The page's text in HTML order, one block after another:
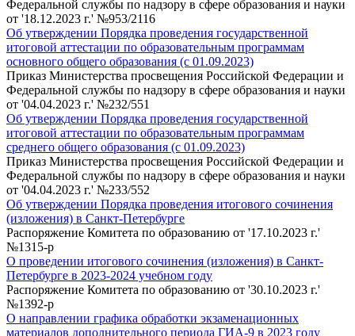
Федеральной службы по надзору в сфере образования и науки
от '18.12.2023 г.' №953/2116
Об утверждении Порядка проведения государственной
итоговой аттестации по образовательным программам
основного общего образования (с 01.09.2023)
Приказ Министерства просвещения Российской Федерации и
Федеральной службы по надзору в сфере образования и науки
от '04.04.2023 г.' №232/551
Об утверждении Порядка проведения государственной
итоговой аттестации по образовательным программам
среднего общего образования (с 01.09.2023)
Приказ Министерства просвещения Российской Федерации и
Федеральной службы по надзору в сфере образования и науки
от '04.04.2023 г.' №233/552
Об утверждении Порядка проведения итогового сочинения
(изложения) в Санкт-Петербурге
Распоряжение Комитета по образованию от '17.10.2023 г.'
№1315-р
О проведении итогового сочинения (изложения) в Санкт-
Петербурге в 2023-2024 учебном году
Распоряжение Комитета по образованию от '30.10.2023 г.'
№1392-р
О направлении графика обработки экзаменационных
материалов дополнительного периода ГИА-9 в 2023 году